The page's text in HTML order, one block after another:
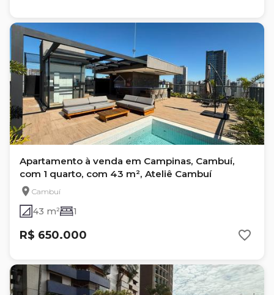
Apartamento à venda em Campinas, Cambuí,
com 1 quarto, com 43 m², Ateliê Cambuí
Cambuí
43 m² 1
R$ 650.000